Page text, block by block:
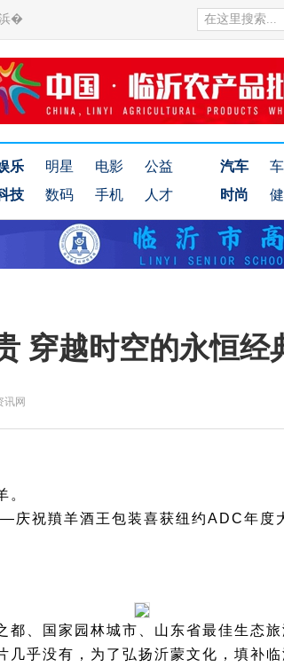
�
乐 明星 电影
公益
技
数码 手机 人才
汽车
时尚
穿越时空的永恒经
讯网
。
祝羵羊酒王包装喜获纽约ADC年度
都、国家园林城市、山东省最佳生态
几乎没有，为了弘扬沂蒙文化，填补